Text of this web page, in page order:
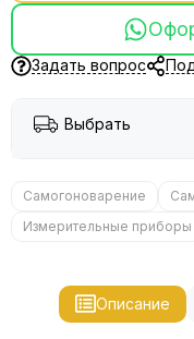
Задать вопрос
Выбрать
Самогоноварение
Измерительные приборы
Описание